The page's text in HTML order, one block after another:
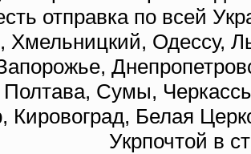
отправка по всей
Хмельницкий, Одессу,
Сумы,
Белая
Укрпочтой в